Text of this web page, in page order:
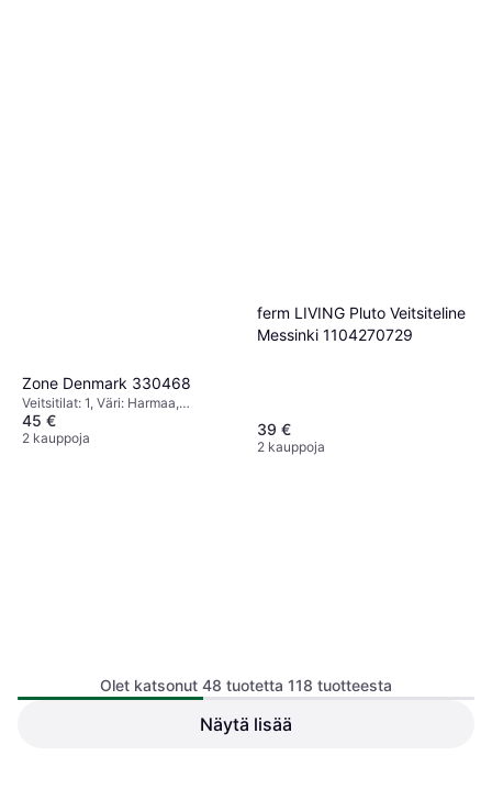
Zone Denmark 330468
Veitsitilat: 1, Väri: Harmaa,
Korkeus: 24 cm, Leveys: 9 cm,
Pituus: 17 cm
45 €
2 kauppoja
ferm LIVING Pluto Veitsiteline
Messinki 1104270729
39 €
2 kauppoja
Mareld 58850
Olet katsonut 48 tuotetta 118 tuotteesta
Näytä lisää